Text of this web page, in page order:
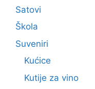
Satovi
Škola
Suveniri
Kućice
Kutije za vino